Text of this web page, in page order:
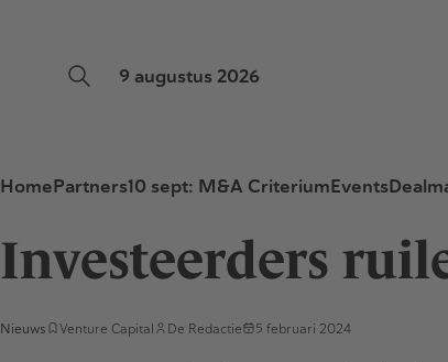
9 augustus 2026
HomePartners10 sept: M&A CriteriumEvents
Investeerders
Nieuws Venture Capital De Redactie 5 februari 2024